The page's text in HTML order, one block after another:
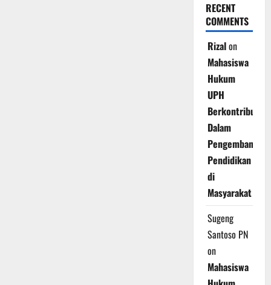
RECENT
COMMENTS
Rizalon
Mahasiswa
Hukum
UPH
Berkontribusi
Dalam
Pengembangan
Pendidikan
di
Masyarakat
Sugeng
Santoso PN
on
Mahasiswa